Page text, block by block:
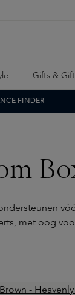
Gifts &
FINDER
met oog